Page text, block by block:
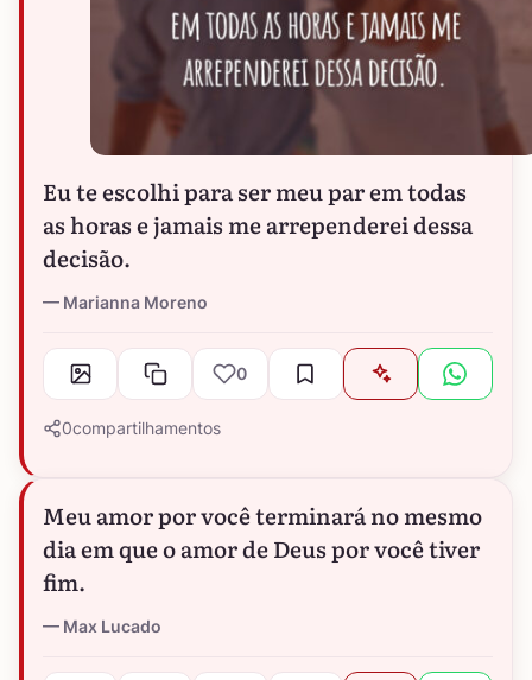
Eu te escolhi para ser meu par em todas
as horas e jamais me arrependerei dessa
decisão.
Marianna Moreno
0
0compartilhamentos
Meu amor por você terminará no mesmo
dia em que o amor de Deus por você tiver
fim.
Max Lucado